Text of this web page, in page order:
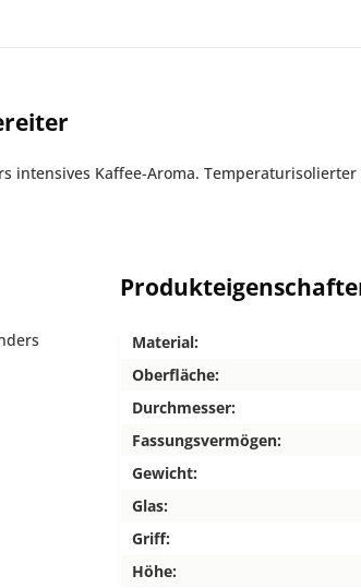
intensives Kaffee-Aroma.
Material:
Oberfläche:
Durchmesser:
Fassungsvermögen:
Gewicht:
Glas:
Griff:
Höhe: